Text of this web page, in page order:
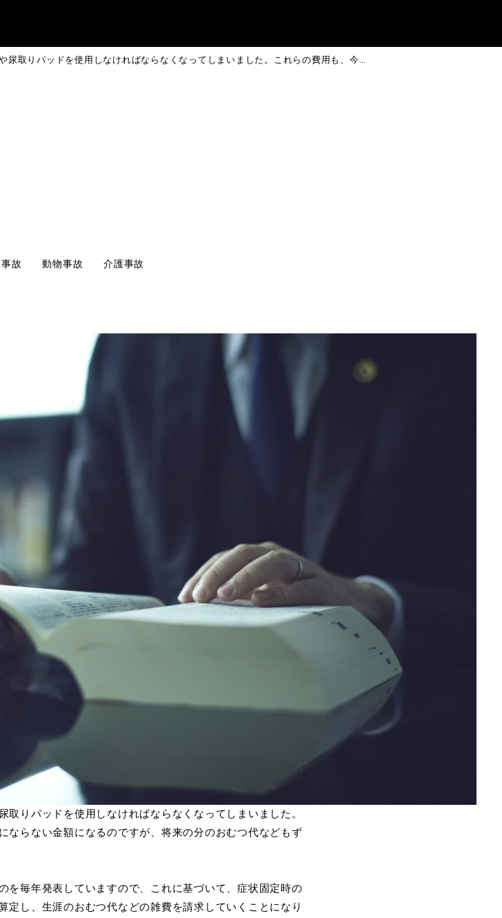
しまいました。これらの費用も、今後ずっと続くとなると馬鹿にならない金額になるのですが、将来の分のおむつ代などもずっと請求できるものなのでしょうか？
故 動物事故 介護事故
りパッドを使用しなければならなくなってしまいました。
ならない金額になるのですが、将来の分のおむつ代などもず
を毎年発表していますので、これに基づいて、症状固定時の
定し、生涯のおむつ代などの雑費を請求していくことになり